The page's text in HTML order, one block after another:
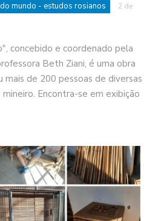
mundo - estudos rosianos
2 de
concebido e coordenado pela
Beth Ziani, é uma obra
de 200 pessoas de diversas
Encontra-se em exibição